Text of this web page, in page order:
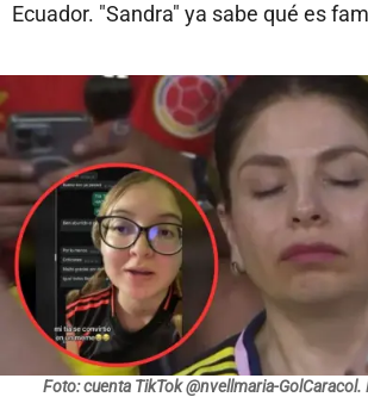
Ecuador. "Sandra" ya sabe qué es
Foto: cuenta TikTok @nvellmaria-GolCaracol.